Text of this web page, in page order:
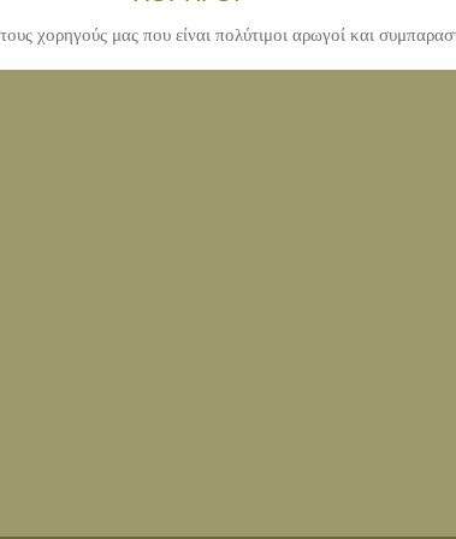
χορηγούς μας που είναι πολύτιμοι αρωγοί και